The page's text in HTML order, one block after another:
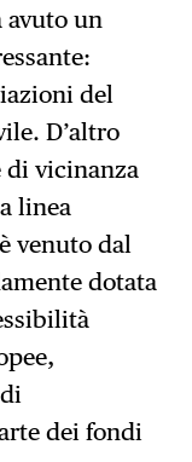
avuto un
del
D’altro
di vicinanza
linea
venuto dal
dotata
dei fondi